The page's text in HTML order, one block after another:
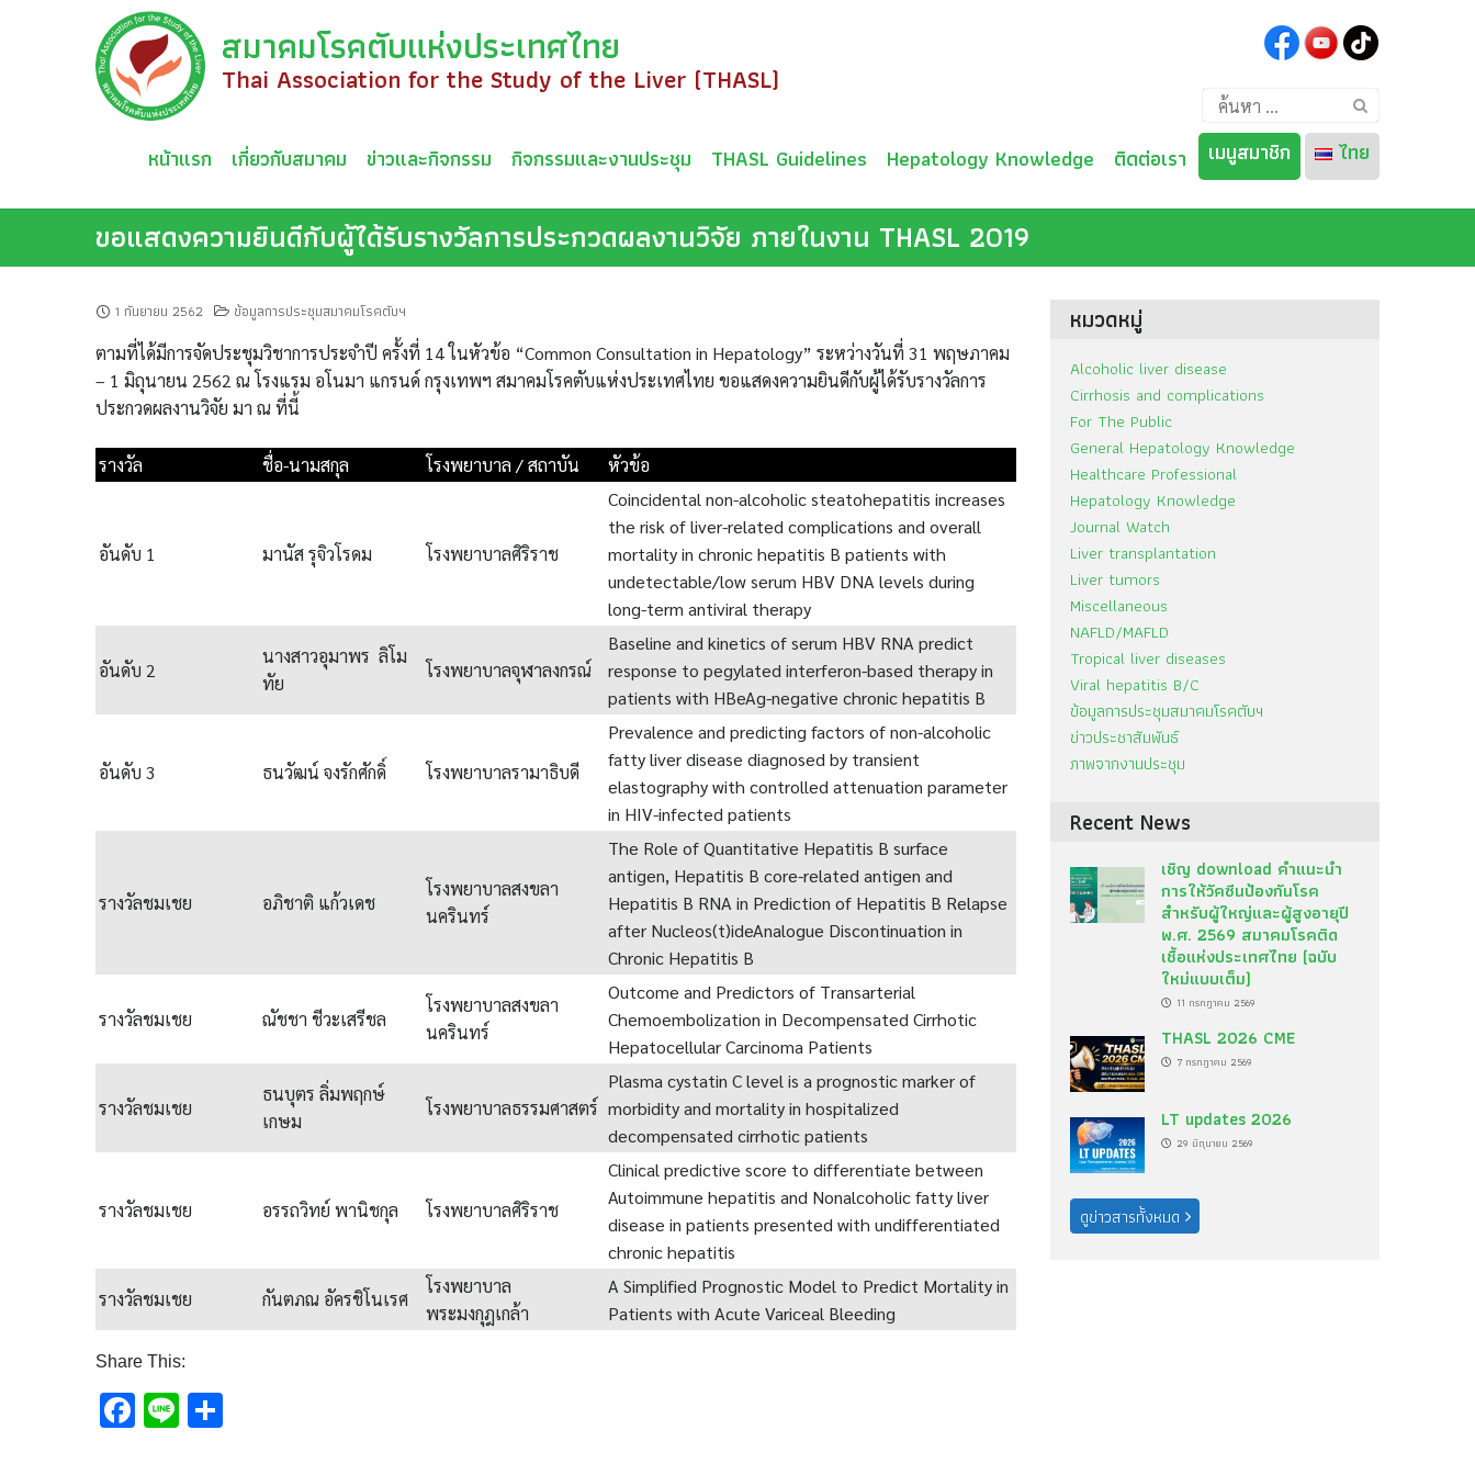
สมาคมโรคตับแห่งประเทศไทย
Thai Association for the Study of the Liver (THASL)
ค้นหา
สำหรับ:
หน้าแรก เกี่ยวกับสมาคม ข่าวและกิจกรรม กิจกรรมและงานประชุม THASL Guidelines Hepatology Knowledge ติดต่อเรา เมนูสมาชิก ไทย
ขอแสดงความยินดีกับผู้ได้รับรางวัลการประกวดผลงานวิจัย ภายในงาน THASL 2019
1 กันยายน 2562
ข้อมูลการประชุมสมาคมโรคตับฯ
ตามที่ได้มีการจัดประชุมวิชาการประจำปี ครั้งที่ 14 ในหัวข้อ “Common Consultation in Hepatology” ระหว่างวันที่ 31 พฤษภาคม
– 1 มิถุนายน 2562 ณ โรงแรม อโนมา แกรนด์ กรุงเทพฯ สมาคมโรคตับแห่งประเทศไทย ขอแสดงความยินดีกับผู้ได้รับรางวัลการ
ประกวดผลงานวิจัย มา ณ ที่นี้
รางวัล ชื่อ-นามสกุล โรงพยาบาล / สถาบัน หัวข้อ
อันดับ 1 มานัส รุจิวโรดม โรงพยาบาลศิริราช
Coincidental non-alcoholic steatohepatitis increases
the risk of liver-related complications and overall
mortality in chronic hepatitis B patients with
undetectable/low serum HBV DNA levels during
long-term antiviral therapy
อันดับ 2
นางสาวอุมาพร ลิโม
ทัย
โรงพยาบาลจุฬาลงกรณ์
Baseline and kinetics of serum HBV RNA predict
response to pegylated interferon-based therapy in
patients with HBeAg-negative chronic hepatitis B
อันดับ 3 ธนวัฒน์ จงรักศักดิ์ โรงพยาบาลรามาธิบดี
Prevalence and predicting factors of non-alcoholic
fatty liver disease diagnosed by transient
elastography with controlled attenuation parameter
in HIV-infected patients
รางวัลชมเชย อภิชาติ แก้วเดช
โรงพยาบาลสงขลา
นครินทร์
The Role of Quantitative Hepatitis B surface
antigen, Hepatitis B core-related antigen and
Hepatitis B RNA in Prediction of Hepatitis B Relapse
after Nucleos(t)ideAnalogue Discontinuation in
Chronic Hepatitis B
รางวัลชมเชย ณัชชา ชีวะเสรีชล
โรงพยาบาลสงขลา
นครินทร์
Outcome and Predictors of Transarterial
Chemoembolization in Decompensated Cirrhotic
Hepatocellular Carcinoma Patients
รางวัลชมเชย
ธนบุตร ลิ่มพฤกษ์
เกษม
โรงพยาบาลธรรมศาสตร์
Plasma cystatin C level is a prognostic marker of
morbidity and mortality in hospitalized
decompensated cirrhotic patients
รางวัลชมเชย อรรถวิทย์ พานิชกุล โรงพยาบาลศิริราช
Clinical predictive score to differentiate between
Autoimmune hepatitis and Nonalcoholic fatty liver
disease in patients presented with undifferentiated
chronic hepatitis
รางวัลชมเชย กันตภณ อัครชิโนเรศ
โรงพยาบาล
พระมงกุฎเกล้า
A Simplified Prognostic Model to Predict Mortality in
Patients with Acute Variceal Bleeding
Share This:
Facebook
Line
หมวดหมู่
Alcoholic liver disease
Cirrhosis and complications
For The Public
General Hepatology Knowledge
Healthcare Professional
Hepatology Knowledge
Journal Watch
Liver transplantation
Liver tumors
Miscellaneous
NAFLD/MAFLD
Tropical liver diseases
Viral hepatitis B/C
ข้อมูลการประชุมสมาคมโรคตับฯ
ข่าวประชาสัมพันธ์
ภาพจากงานประชุม
Recent News
เชิญ download คำแนะนำ
การให้วัคซีนป้องกันโรค
สำหรับผู้ใหญ่และผู้สูงอายุปี
พ.ศ. 2569 สมาคมโรคติด
เชื้อแห่งประเทศไทย (ฉบับ
ใหม่แบบเต็ม)
11 กรกฎาคม 2569
THASL 2026 CME
7 กรกฎาคม 2569
LT updates 2026
29 มิถุนายน 2569
ดูข่าวสารทั้งหมด